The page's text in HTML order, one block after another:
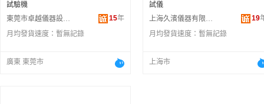
試驗機
東莞市卓越儀器設備有限公司
15年
月均發貨速度： 暫無記錄
廣東 東莞市
試儀
上海久濱儀器有限公司
19
月均發貨速度： 暫無記錄
上海市